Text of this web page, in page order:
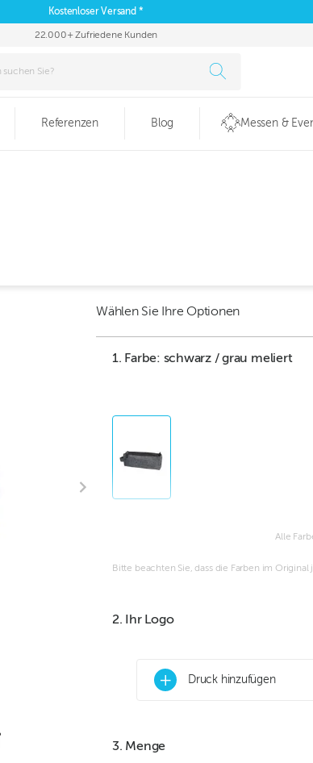
Kostenloser Versand *
22.000+ Zufriedene Kunden
Referenzen Blog Messen &
Wählen Sie Ihre Optionen
1. Farbe: schwarz / grau meliert
Alle
Bitte beachten Sie, dass die Farben im
2. Ihr Logo
+ Druck hinzufügen
3. Menge